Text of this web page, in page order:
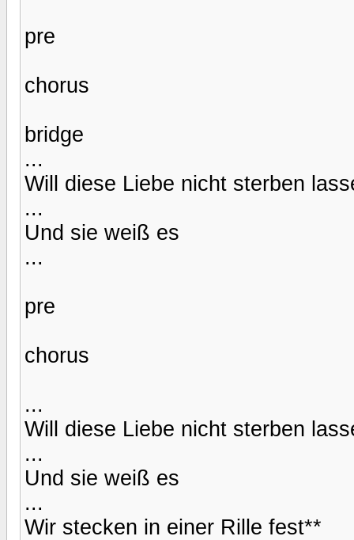
pre
chorus
bridge
...
Will diese Liebe nicht sterben
...
Und sie weiß es
...
pre
chorus
...
Will diese Liebe nicht sterben
...
Und sie weiß es
...
Wir stecken in einer Rille fest**